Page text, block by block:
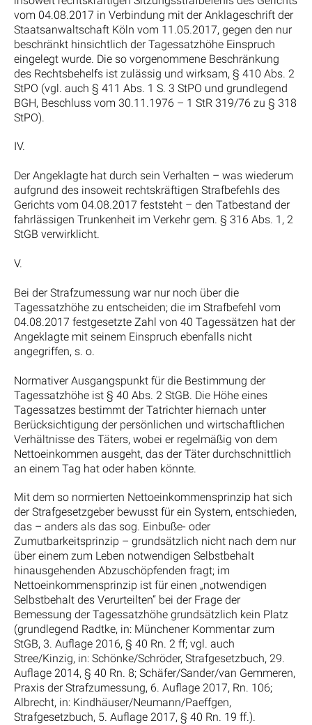
vom 04.08.2017 in Verbindung mit der Anklageschrift der
Staatsanwaltschaft Köln vom 11.05.2017, gegen den nur
beschränkt hinsichtlich der Tagessatzhöhe Einspruch
eingelegt wurde. Die so vorgenommene Beschränkung
des Rechtsbehelfs ist zulässig und wirksam, § 410 Abs. 2
StPO (vgl. auch § 411 Abs. 1 S. 3 StPO und grundlegend
BGH, Beschluss vom 30.11.1976 – 1 StR 319/76 zu § 318
StPO).
IV.
Der Angeklagte hat durch sein Verhalten – was wiederum
aufgrund des insoweit rechtskräftigen Strafbefehls des
Gerichts vom 04.08.2017 feststeht – den Tatbestand der
fahrlässigen Trunkenheit im Verkehr gem. § 316 Abs. 1, 2
StGB verwirklicht.
V.
Bei der Strafzumessung war nur noch über die
Tagessatzhöhe zu entscheiden; die im Strafbefehl vom
04.08.2017 festgesetzte Zahl von 40 Tagessätzen hat der
Angeklagte mit seinem Einspruch ebenfalls nicht
angegriffen, s. o.
Normativer Ausgangspunkt für die Bestimmung der
Tagessatzhöhe ist § 40 Abs. 2 StGB. Die Höhe eines
Tagessatzes bestimmt der Tatrichter hiernach unter
Berücksichtigung der persönlichen und wirtschaftlichen
Verhältnisse des Täters, wobei er regelmäßig von dem
Nettoeinkommen ausgeht, das der Täter durchschnittlich
an einem Tag hat oder haben könnte.
Mit dem so normierten Nettoeinkommensprinzip hat sich
der Strafgesetzgeber bewusst für ein System, entschieden,
das – anders als das sog. Einbuße- oder
Zumutbarkeitsprinzip – grundsätzlich nicht nach dem nur
über einem zum Leben notwendigen Selbstbehalt
hinausgehenden Abzuschöpfenden fragt; im
Nettoeinkommensprinzip ist für einen „notwendigen
Selbstbehalt des Verurteilten“ bei der Frage der
Bemessung der Tagessatzhöhe grundsätzlich kein Platz
(grundlegend Radtke, in: Münchener Kommentar zum
StGB, 3. Auflage 2016, § 40 Rn. 2 ff; vgl. auch
Stree/Kinzig, in: Schönke/Schröder, Strafgesetzbuch, 29.
Auflage 2014, § 40 Rn. 8; Schäfer/Sander/van Gemmeren,
Praxis der Strafzumessung, 6. Auflage 2017, Rn. 106;
Albrecht, in: Kindhäuser/Neumann/Paeffgen,
Strafgesetzbuch, 5. Auflage 2017, § 40 Rn. 19 ff.).